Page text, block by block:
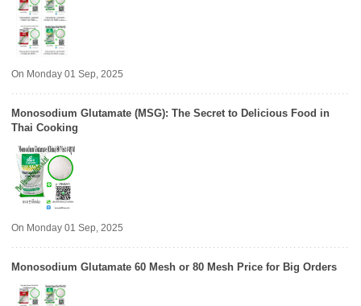
On Monday 01 Sep, 2025
Monosodium Glutamate (MSG): The Secret to Delicious Food in
Thai Cooking
On Monday 01 Sep, 2025
Monosodium Glutamate 60 Mesh or 80 Mesh Price for Big Orders